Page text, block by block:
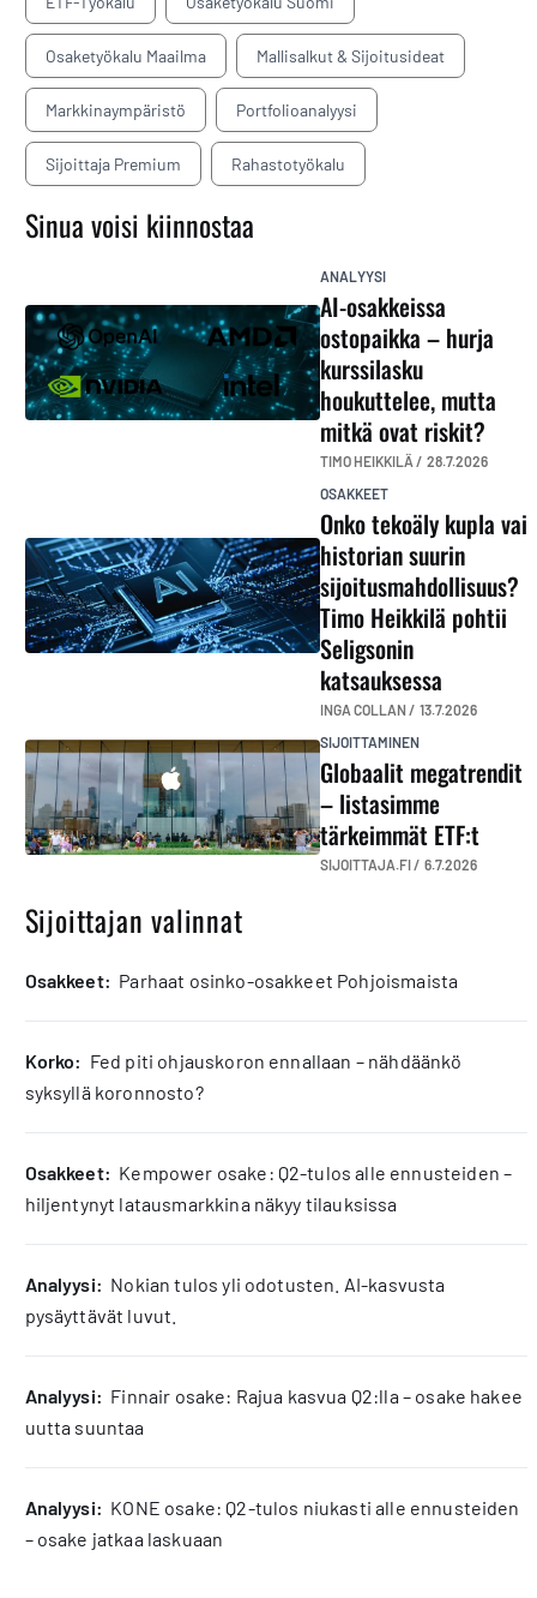
Osaketyökalu Maailma Mallisalkut & Sijoitusideat
Markkinaympäristö Portfolioanalyysi
Sijoittaja Premium Rahastotyökalu
Sinua voisi kiinnostaa
ANALYYSI
AI-osakkeissa
ostopaikka – hurja
kurssilasku
houkuttelee, mutta
mitkä ovat riskit?
TIMO HEIKKILÄ / 28.7.2026
OSAKKEET
Onko tekoäly kupla vai
historian suurin
sijoitusmahdollisuus?
Timo Heikkilä pohtii
Seligsonin
katsauksessa
INGA COLLAN / 13.7.2026
SIJOITTAMINEN
Globaalit megatrendit
– listasimme
tärkeimmät ETF:t
SIJOITTAJA.FI / 6.7.2026
Sijoittajan valinnat
osakkeet: Parhaat osinko-osakkeet Pohjoismaista
korko: Fed piti ohjauskoron ennallaan – nähdäänkö
syksyllä koronnosto?
osakkeet: Kempower osake: Q2-tulos alle ennusteiden –
hiljentynyt latausmarkkina näkyy tilauksissa
analyysi: Nokian tulos yli odotusten. AI-kasvusta
pysäyttävät luvut.
analyysi: Finnair osake: Rajua kasvua Q2:lla – osake hakee
uutta suuntaa
analyysi: KONE osake: Q2-tulos niukasti alle ennusteiden
– osake jatkaa laskuaan